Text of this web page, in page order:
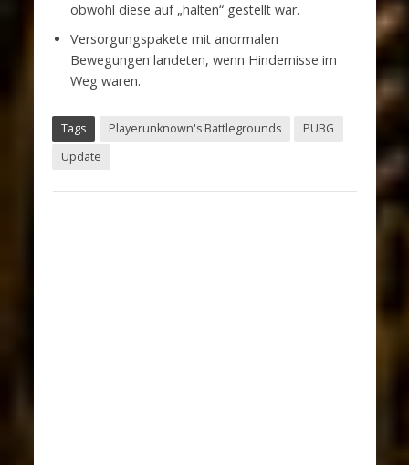
obwohl diese auf „halten“ gestellt war.
Versorgungspakete mit anormalen
Bewegungen landeten, wenn Hindernisse im
Weg waren.
Tags Playerunknown's Battlegrounds
PUBG
Update